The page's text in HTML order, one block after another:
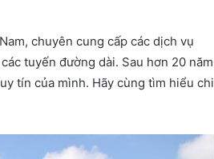
chuyên cung cấp các dịch vụ
tuyến đường dài. Sau hơn 20 năm
tín của mình. Hãy cùng tìm hiểu chi